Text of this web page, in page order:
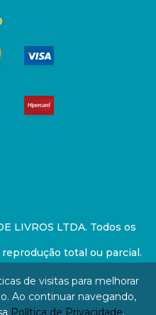
LIVROS LTDA. Todos os
total ou parcial.
sem aviso prévio.
Rua Senador Feijó - São
de visitas para melhorar
Ao continuar navegando,
Política de Privacidade.